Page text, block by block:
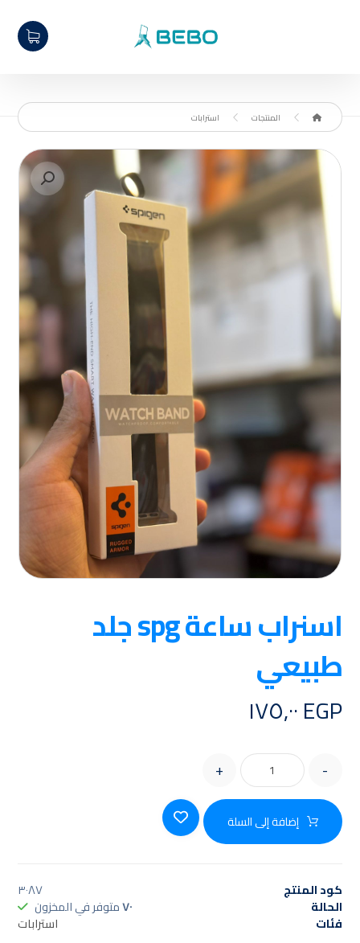
المنتجات استرابات
تكبير الصورة
اسنراب ساعة spg جلد
طبيعي
EGP
-
+
إضافة إلى السلة
كود المنتج ٣٠٨٧
الحالة ٧٠متوفر في المخزون
فئات استرابات